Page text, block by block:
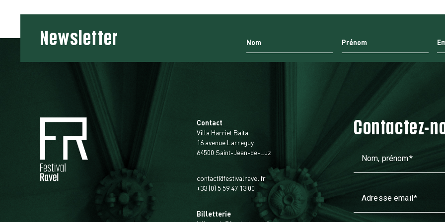
Newsletter
Contact
Villa Harriet Baita
16 avenue Larreguy
64500 Saint-Jean-de-Luz
contact@festivalravel.fr
+33 (0) 5 59 47 13 00
Billetterie
Contactez-
Nom, prénom
Adresse email